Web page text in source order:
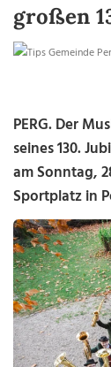
großen
PERG. Der
seines 130.
am Sonntag,
Sportplatz in